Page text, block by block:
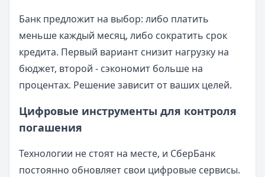
Банк предложит на выбор: либо платить
меньше каждый месяц, либо сократить срок
кредита. Первый вариант снизит нагрузку на
бюджет, второй - сэкономит больше на
процентах. Решение зависит от ваших целей.
Цифровые инструменты для контроля
погашения
Технологии не стоят на месте, и СберБанк
постоянно обновляет свои цифровые сервисы.